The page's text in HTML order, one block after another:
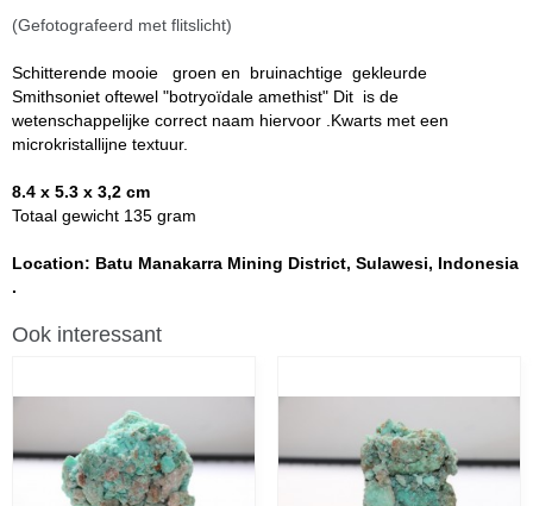
(Gefotografeerd met flitslicht)
Schitterende mooie groen en bruinachtige gekleurde
Smithsoniet oftewel "botryoïdale amethist" Dit is de
wetenschappelijke correct naam hiervoor .Kwarts met een
microkristallijne textuur.
8.4 x 5.3 x 3,2 cm
Totaal gewicht 135 gram
Location: Batu Manakarra Mining District, Sulawesi, Indonesia
.
Ook interessant